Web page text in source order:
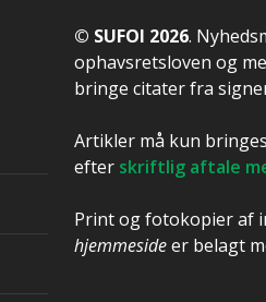
© SUFOI 2026.
ophavsretsloven og
bringe citater fra
Artikler må kun
efter skriftlig aftale
Print og fotokopier af
hjemmesideer belagt